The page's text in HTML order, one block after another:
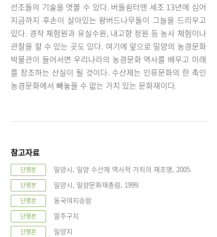
선조들의 기술을 엿볼 수 있다. 버들쉼터엔 세조 13년에 심어
지금까지 후손이 살아있는 왕버드나무들이 그늘을 드리우고
있다. 경작 체험원과 유실수원, 내고향 정원 등 농사 체험이나
관찰을 할 수 있는 곳도 있다. 여기에 앞으로 밀양의 농경문화
박물관이 들어서면 우리나라의 농경문화 역사를 배우고 미래
를 창조하는 산실이 될 것이다. 수산제는 인류문화의 한 축인
농경문화에서 빼놓을 수 없는 가치 있는 문화재이다.
참고자료
단행본 밀양시, 밀양 수산제 역사적 가치의 재조명, 2005.
단행본 밀양시, 밀양문화재총람, 1999.
단행본 동국여지승람
단행본 말주구지
단행본 밀양지